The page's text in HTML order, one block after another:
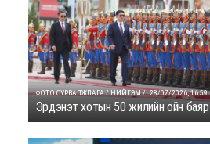
ФОТО СУРВАЛЖЛАГА / НИЙГЭМ / 28/07/2026, 16:59
Эрдэнэт хотын 50 жилийн ойн баяр